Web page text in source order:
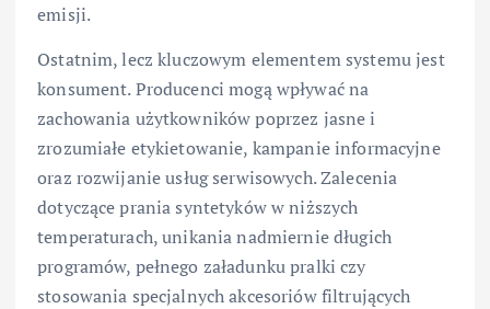
emisji.
Ostatnim, lecz kluczowym elementem systemu jest
konsument. Producenci mogą wpływać na
zachowania użytkowników poprzez jasne i
zrozumiałe etykietowanie, kampanie informacyjne
oraz rozwijanie usług serwisowych. Zalecenia
dotyczące prania syntetyków w niższych
temperaturach, unikania nadmiernie długich
programów, pełnego załadunku pralki czy
stosowania specjalnych akcesoriów filtrujących